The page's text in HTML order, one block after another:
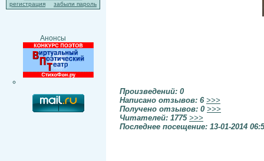
регистрация забыли пароль
Анонсы
Произведений: 0
Написано отзывов: 6 >>>
Получено отзывов: 0 >>>
Читателей: 1775 >>>
Последнее посещение: 13-01-2014